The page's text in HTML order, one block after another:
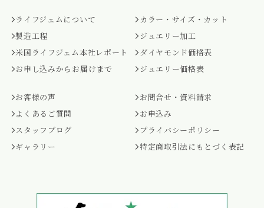
ライフジェムについて
製造工程
米国ライフジェム本社レポート
お申し込みからお届けまで
カラー・サイズ・カット
ジュエリー加工
ダイヤモンド価格表
ジュエリー価格表
お客様の声
よくあるご質問
スタッフブログ
ギャラリー
お問合せ・資料請求
お申込み
プライバシーポリシー
特定商取引法にもとづく表記